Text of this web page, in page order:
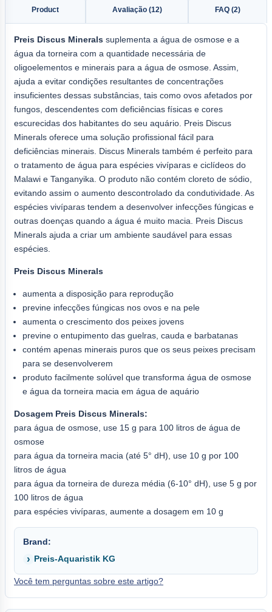
Product Avaliação (12) FAQ (2)
Preis Discus Minerals suplementa a água de osmose e a
água da torneira com a quantidade necessária de
oligoelementos e minerais para a água de osmose. Assim,
ajuda a evitar condições resultantes de concentrações
insuficientes dessas substâncias, tais como ovos afetados por
fungos, descendentes com deficiências físicas e cores
escurecidas dos habitantes do seu aquário. Preis Discus
Minerals oferece uma solução profissional fácil para
deficiências minerais. Discus Minerals também é perfeito para
o tratamento de água para espécies vivíparas e ciclídeos do
Malawi e Tanganyika. O produto não contém cloreto de sódio,
evitando assim o aumento descontrolado da condutividade. As
espécies vivíparas tendem a desenvolver infecções fúngicas e
outras doenças quando a água é muito macia. Preis Discus
Minerals ajuda a criar um ambiente saudável para essas
espécies.
Preis Discus Minerals
aumenta a disposição para reprodução
previne infecções fúngicas nos ovos e na pele
aumenta o crescimento dos peixes jovens
previne o entupimento das guelras, cauda e barbatanas
contém apenas minerais puros que os seus peixes precisam
para se desenvolverem
produto facilmente solúvel que transforma água de osmose
e água da torneira macia em água de aquário
Dosagem Preis Discus Minerals:
para água de osmose, use 15 g para 100 litros de água de
osmose
para água da torneira macia (até 5° dH), use 10 g por 100
litros de água
para água da torneira de dureza média (6-10° dH), use 5 g por
100 litros de água
para espécies vivíparas, aumente a dosagem em 10 g
Brand:
Preis-Aquaristik KG
Você tem perguntas sobre este artigo?